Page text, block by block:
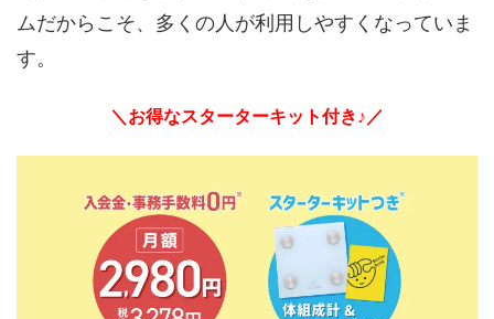
ムだからこそ、多くの人が利用しやすくなっていま
す。
＼お得なスターターキット付き♪／